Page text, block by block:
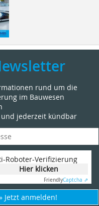
rund um die
im Bauwesen
und jederzeit kündbar
Roboter-Verifizierung
Hier klicken
FriendlyCaptcha ⇗
Jetzt anmelden!